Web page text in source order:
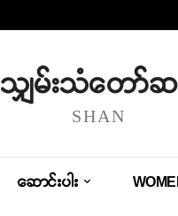
သျှမ်းသံတော်
SHAN
ဆောင်းပါး